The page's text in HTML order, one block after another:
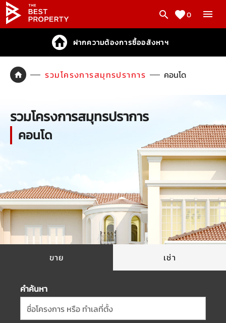
0
ฝากความต้องการซื้ออสังหาฯ
รวมโครงการสมุทรปราการ คอนโด
รวมโครงการสมุทรปราการ
คอนโด
ขาย เช่า
คำค้นหา
ชื่อโครงการ หรือ ทำเลที่ตั้ง